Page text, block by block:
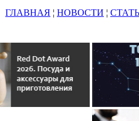
ГЛАВНАЯ ¦ НОВОСТИ ¦